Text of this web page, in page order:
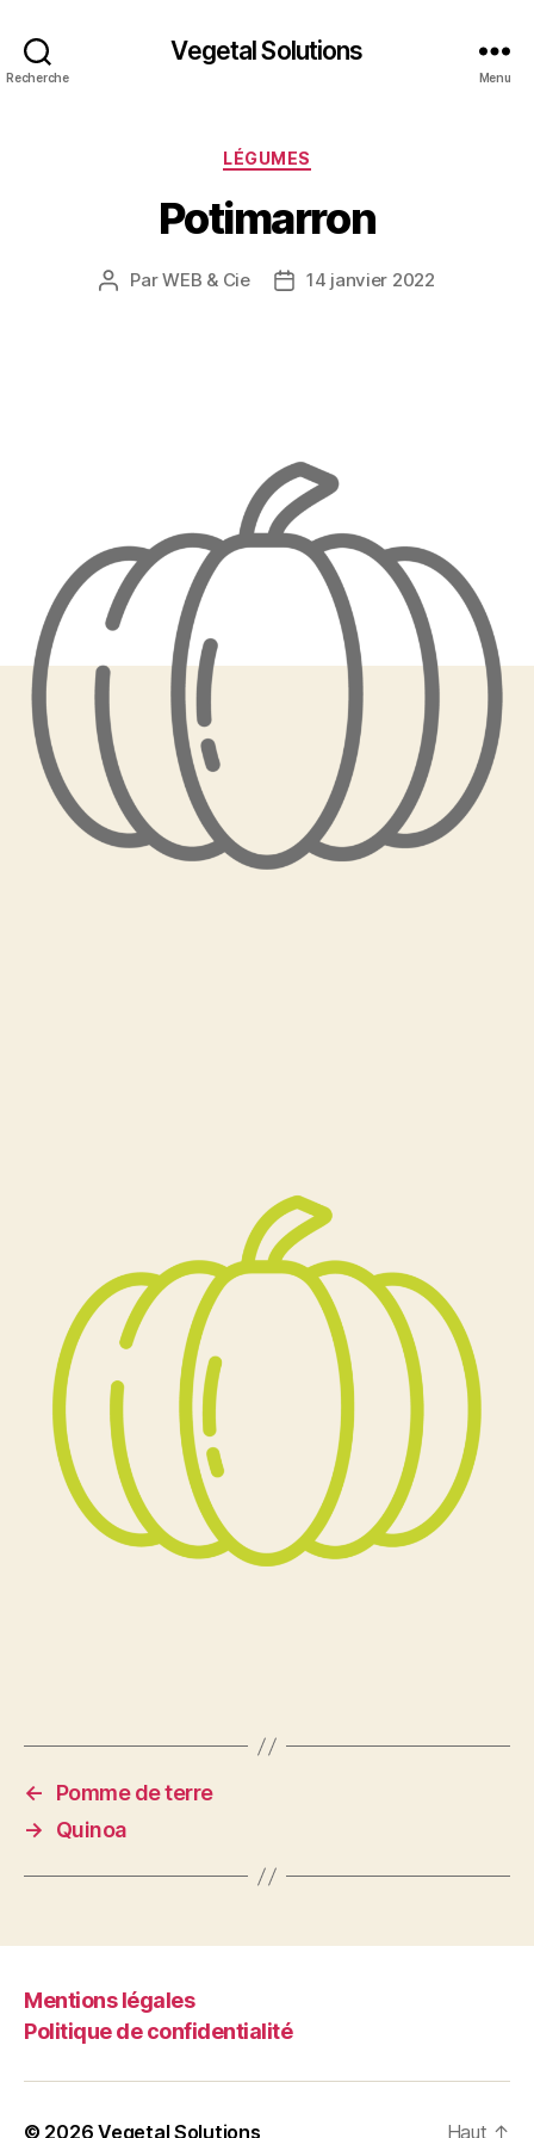
Recherche
Vegetal Solutions
Menu
Catégories
LÉGUMES
Potimarron
Auteur
ParWEB & Cie
Date14 janvier 2022
←
Pomme de terre
→
Quinoa
Mentions légales
Politique de confidentialité
© 2026Vegetal Solutions Haut ↑